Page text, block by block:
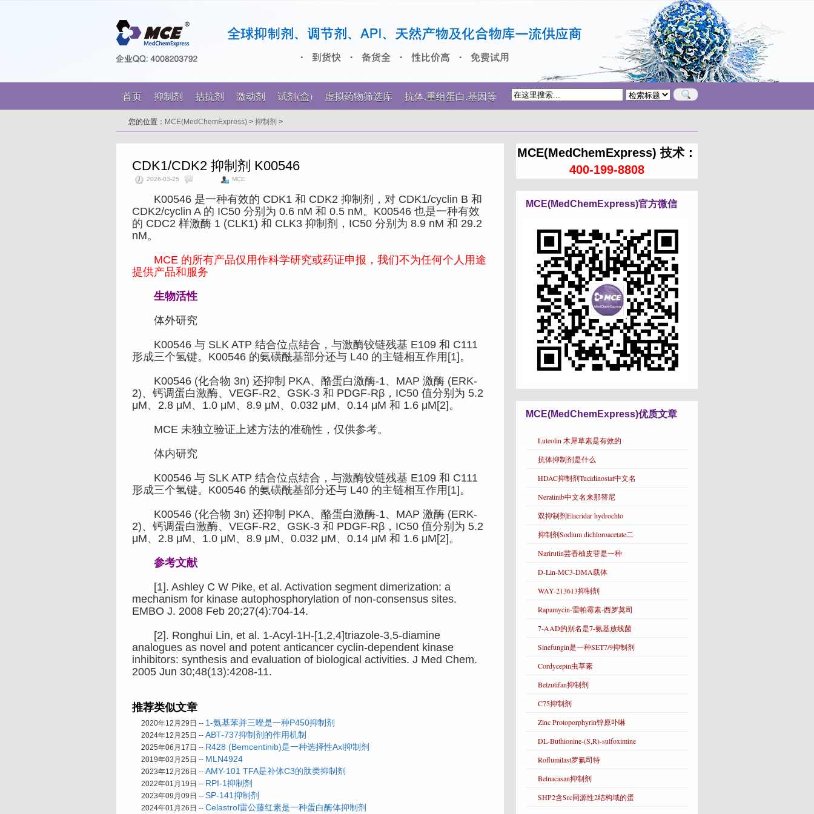
首页 抑制剂 拮抗剂 激动剂 试剂(盒) 虚拟药物筛选库 抗体,重组蛋白,基因等
您的位置： MCE(MedChemExpress) > 抑制剂 >
CDK1/CDK2 抑制剂 K00546
2026-03-25 MCE
K00546 是一种有效的 CDK1 和 CDK2 抑制剂，对 CDK1/cyclin B 和
CDK2/cyclin A 的 IC50 分别为 0.6 nM 和 0.5 nM。K00546 也是一种有效
的 CDC2 样激酶 1 (CLK1) 和 CLK3 抑制剂，IC50 分别为 8.9 nM 和 29.2
nM。
MCE 的所有产品仅用作科学研究或药证申报，我们不为任何个人用途
提供产品和服务
生物活性
体外研究
K00546 与 SLK ATP 结合位点结合，与激酶铰链残基 E109 和 C111
形成三个氢键。K00546 的氨磺酰基部分还与 L40 的主链相互作用[1]。
K00546 (化合物 3n) 还抑制 PKA、酪蛋白激酶-1、MAP 激酶 (ERK-
2)、钙调蛋白激酶、VEGF-R2、GSK-3 和 PDGF-Rβ，IC50 值分别为 5.2
μM、2.8 μM、1.0 μM、8.9 μM、0.032 μM、0.14 μM 和 1.6 μM[2]。
MCE 未独立验证上述方法的准确性，仅供参考。
体内研究
K00546 与 SLK ATP 结合位点结合，与激酶铰链残基 E109 和 C111
形成三个氢键。K00546 的氨磺酰基部分还与 L40 的主链相互作用[1]。
K00546 (化合物 3n) 还抑制 PKA、酪蛋白激酶-1、MAP 激酶 (ERK-
2)、钙调蛋白激酶、VEGF-R2、GSK-3 和 PDGF-Rβ，IC50 值分别为 5.2
μM、2.8 μM、1.0 μM、8.9 μM、0.032 μM、0.14 μM 和 1.6 μM[2]。
参考文献
[1]. Ashley C W Pike, et al. Activation segment dimerization: a
mechanism for kinase autophosphorylation of non-consensus sites.
EMBO J. 2008 Feb 20;27(4):704-14.
[2]. Ronghui Lin, et al. 1-Acyl-1H-[1,2,4]triazole-3,5-diamine
analogues as novel and potent anticancer cyclin-dependent kinase
inhibitors: synthesis and evaluation of biological activities. J Med Chem.
2005 Jun 30;48(13):4208-11.
推荐类似文章
2020年12月29日 -- 1-氨基苯并三唑是一种P450抑制剂
2024年12月25日 -- ABT-737抑制剂的作用机制
2025年06月17日 -- R428 (Bemcentinib)是一种选择性Axl抑制剂
2019年03月25日 -- MLN4924
2023年12月26日 -- AMY-101 TFA是补体C3的肽类抑制剂
2022年01月19日 -- RPI-1抑制剂
2023年09月09日 -- SP-141抑制剂
2024年01月26日 -- Celastrol雷公藤红素是一种蛋白酶体抑制剂
MCE(MedChemExpress) 技术：
400-199-8808
MCE(MedChemExpress)官方微信
MCE(MedChemExpress)优质文章
Luteolin 木犀草素是有效的
抗体抑制剂是什么
HDAC抑制剂Tucidinostat中文名
Neratinib中文名来那替尼
双抑制剂Elacridar hydrochlo
抑制剂Sodium dichloroacetate二
Narirutin芸香柚皮苷是一种
D-Lin-MC3-DMA载体
WAY-213613抑制剂
Rapamycin-雷帕霉素-西罗莫司
7-AAD的别名是7-氨基放线菌
Sinefungin是一种SET7/9抑制剂
Cordycepin虫草素
Belzutifan抑制剂
C75抑制剂
Zinc Protoporphyrin锌原卟啉
DL-Buthionine-(S,R)-sulfoximine
Roflumilast罗氟司特
Belnacasan抑制剂
SHP2含Src同源性2结构域的蛋